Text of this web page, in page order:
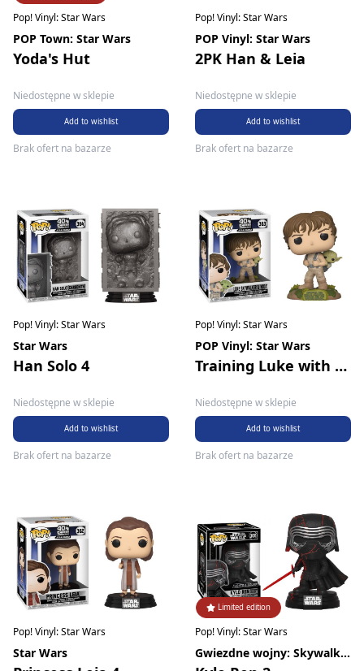
Pop! Vinyl: Star Wars
POP Town: Star Wars
Yoda's Hut
Niedostępne w sklepie
Add to wishlist
Brak ofert na bazarze
Pop! Vinyl: Star Wars
POP Vinyl: Star Wars
2PK Han & Leia
Niedostępne w sklepie
Add to wishlist
Brak ofert na bazarze
Pop! Vinyl: Star Wars
Star Wars
Han Solo 4
Niedostępne w sklepie
Add to wishlist
Brak ofert na bazarze
Pop! Vinyl: Star Wars
POP Vinyl: Star Wars
Training Luke with Yoda
Niedostępne w sklepie
Add to wishlist
Brak ofert na bazarze
Pop! Vinyl: Star Wars
Star Wars
Limited edition
Pop! Vinyl: Star Wars
Gwiezdne wojny: Skywalker. Odrodzenie